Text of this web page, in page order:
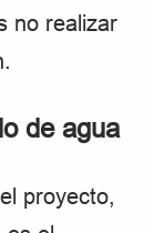
no realizar
de agua
proyecto,